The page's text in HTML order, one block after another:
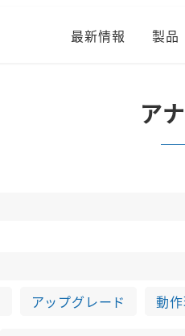
最新情報 製品
ア
アップグレード 動